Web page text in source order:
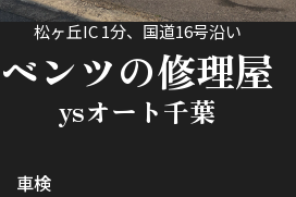
松ヶ丘IC 1分、国道16号沿い
ベンツの修理屋
ysオート千葉
車検